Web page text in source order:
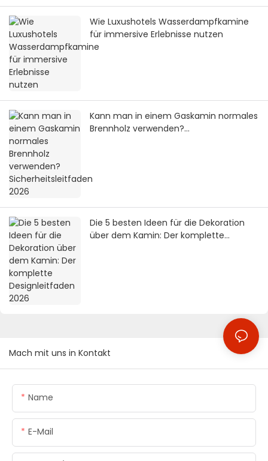
Wie Luxushotels Wasserdampfkamine
für immersive Erlebnisse nutzen
Kann man in einem Gaskamin normales
Brennholz verwenden?
Die 5 besten Ideen für die Dekoration
über dem Kamin: Der komplette
Mach mit uns in Kontakt
Name
E-Mail